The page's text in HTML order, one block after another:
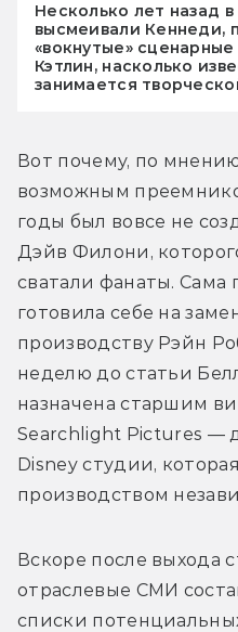
Несколько лет назад
высмеивали Кеннеди,
«вокнутые»
Кэтлин, насколько
занимается
Вот почему, по
возможным
годы был вовсе не
Дэйв Филони,
сватали фанаты. Сама
готовила себе на
производству Рэйн
неделю до статьи
назначена старшим
Searchlight Pictures —
Disney студии,
производством
Вскоре после выхода
отраслевые СМИ
списки